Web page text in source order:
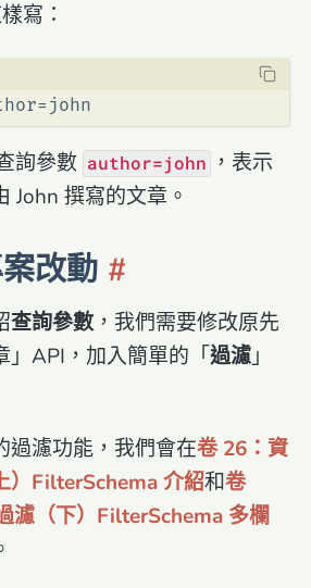
寫：
詢參數 author=john ，表示
John 撰寫的文章。
改動
查詢參數，我們需要修改原先
」API，加入簡單的「過濾」
過濾功能，我們會在卷 26：資
）FilterSchema 介紹和卷
濾（下）FilterSchema 多欄